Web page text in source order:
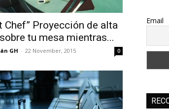
Chef” Proyección de alta
tu mesa mientras...
GH - 22 November, 2015 0
Email